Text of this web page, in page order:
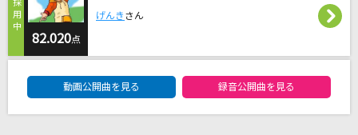
[生音]ひまわりの約束
秦 基博
ミックスナッツ
Official髭男dism
82.020点
げんき さん
動画公開曲を見る 録音公開曲を見る